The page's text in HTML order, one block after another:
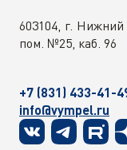
603104, г.
пом. №25, каб. 96
+7 (831) 433-41-
info@vympel.ru